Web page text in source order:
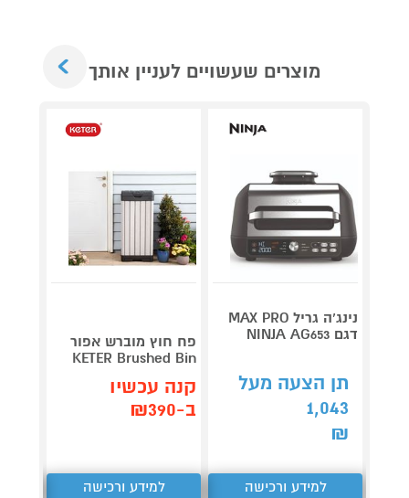
מוצרים שעשויים לעניין אותך
נינג’ה גריל MAX PRO
דגם NINJA AG653
תן הצעה מעל
1,043
₪
למידע ורכישה
פח חוץ מוברש אפור
KETER Brushed Bin
קנה עכשיו
ב-₪390
למידע ורכישה